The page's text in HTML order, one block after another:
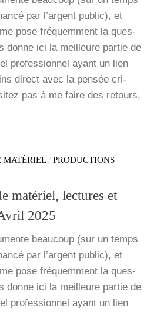
par l’argent public), et
pose fré­quem­ment la ques­
donne ici la meilleure par­tie de
pro­fes­sion­nel ayant un lien
direct avec la pen­sée cri­
pas à me faire des retours,
MATÉRIEL/ PRODUCTIONS
matériel, lectures et
2025
beau­coup (sur un temps
par l’argent public), et
pose fré­quem­ment la ques­
donne ici la meilleure par­tie de
pro­fes­sion­nel ayant un lien